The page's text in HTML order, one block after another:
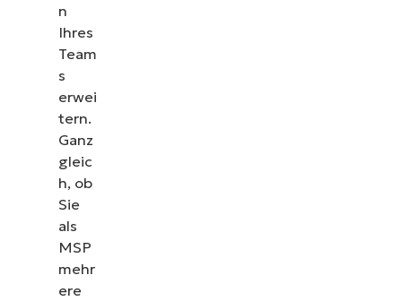
n
Ihres
Team
s
erwei
tern.
Ganz
gleic
h, ob
Sie
als
MSP
mehr
ere